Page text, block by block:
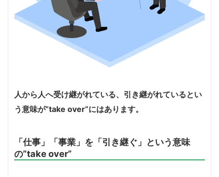
人から人へ受け継がれている、引き継がれているとい
う意味が”take over”にはあります。
「仕事」「事業」を「引き継ぐ」という意味
の”take over”